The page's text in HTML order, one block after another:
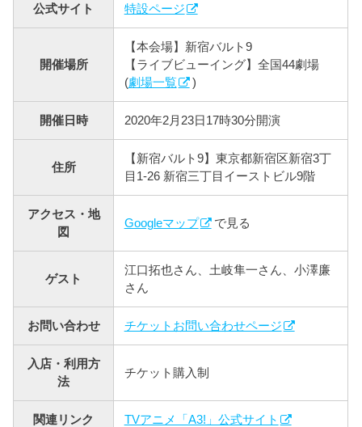
公式サイト 特設ページ
開催場所
【本会場】新宿バルト9
【ライブビューイング】全国44劇場
(劇場一覧 )
開催日時 2020年2月23日17時30分開演
住所
【新宿バルト9】東京都新宿区新宿3丁
目1-26 新宿三丁目イーストビル9階
アクセス・地
図
Googleマップ で見る
ゲスト
江口拓也さん、土岐隼一さん、小澤廉
さん
お問い合わせ チケットお問い合わせページ
入店・利用方
法
チケット購入制
関連リンク TVアニメ「A3!」公式サイト